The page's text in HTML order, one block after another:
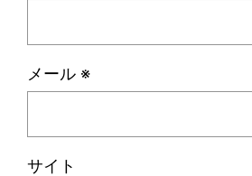
メール ※
サイト